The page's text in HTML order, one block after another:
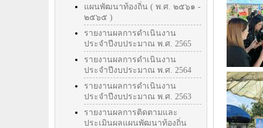
แผนพัฒนาท้องถิ่น ( พ.ศ. ๒๕๖๑ -
๒๕๖๕ )
รายงานผลการดำเนินงาน
ประจำปีงบประมาณ พ.ศ. 2565
รายงานผลการดำเนินงาน
ประจำปีงบประมาณ พ.ศ. 2564
รายงานผลการดำเนินงาน
ประจำปีงบประมาณ พ.ศ. 2563
รายงานผลการติดตามและ
ประเมินผลแผนพัฒนาท้องถิ่น